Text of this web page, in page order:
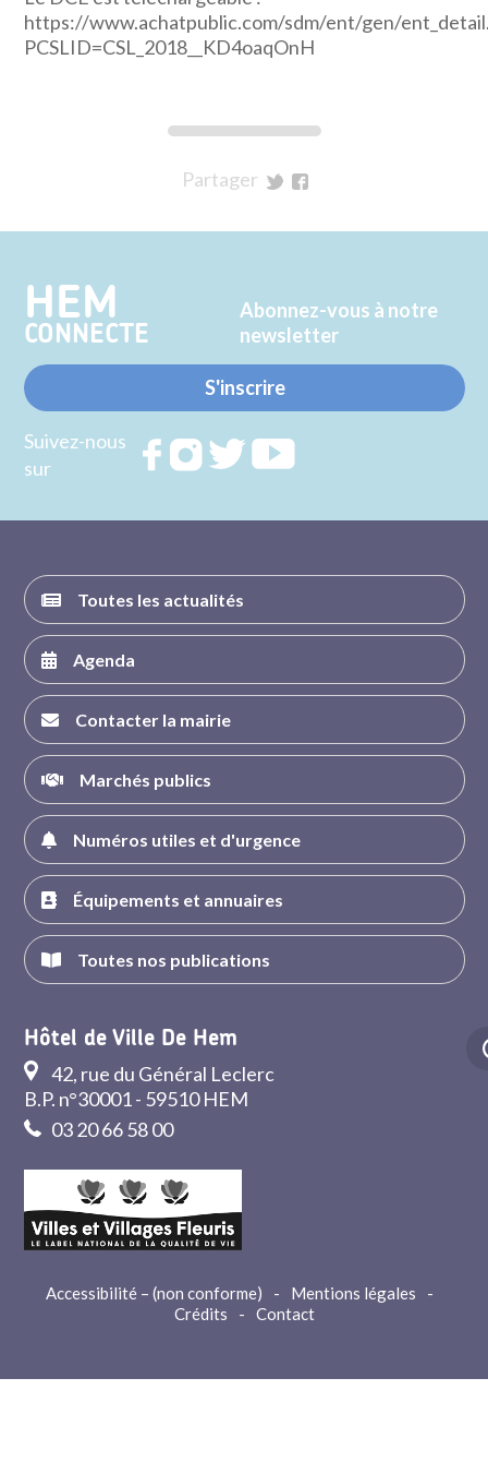
https://www.achatpublic.com/sdm/ent/gen/
PCSLID=CSL_2018__KD4oaqOnH
Partager
Twitter
Facebook
HEM
CONNECTE
Abonnez-vous à notre
newsletter
S'inscrire
Suivez-nous
sur
RejoignezRejoignezRejoignez
Toutes les actualités
Agenda
Contacter la mairie
Marchés publics
Numéros utiles et d'urgence
Équipements et annuaires
Toutes nos publications
Hôtel de Ville De Hem
42, rue du Général Leclerc
B.P. n°30001 - 59510 HEM
03 20 66 58 00
Accessibilité – (non conforme) - Mentions légales
-
Crédits
- Contact